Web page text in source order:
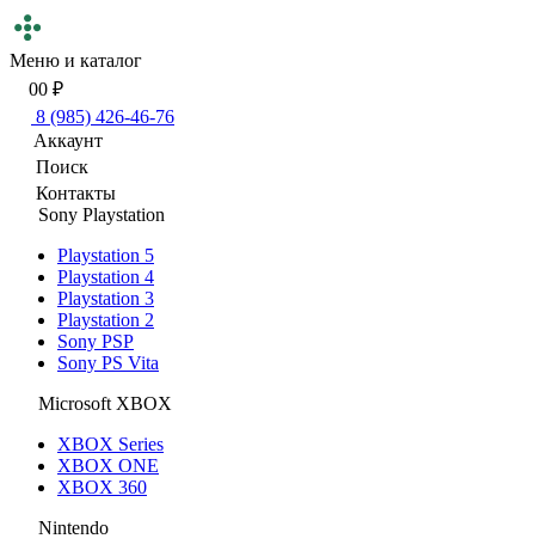
Меню и каталог
00 ₽
8 (985) 426-46-76
Аккаунт
Поиск
Контакты
Sony Playstation
Playstation 5
Playstation 4
Playstation 3
Playstation 2
Sony PSP
Sony PS Vita
Microsoft XBOX
XBOX Series
XBOX ONE
XBOX 360
Nintendo